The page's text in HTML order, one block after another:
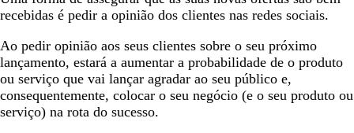
recebidas é pedir a opinião dos clientes nas redes sociais.
Ao pedir opinião aos seus clientes sobre o seu próximo
lançamento, estará a aumentar a probabilidade de o produto
ou serviço que vai lançar agradar ao seu público e,
consequentemente, colocar o seu negócio (e o seu produto ou
serviço) na rota do sucesso.